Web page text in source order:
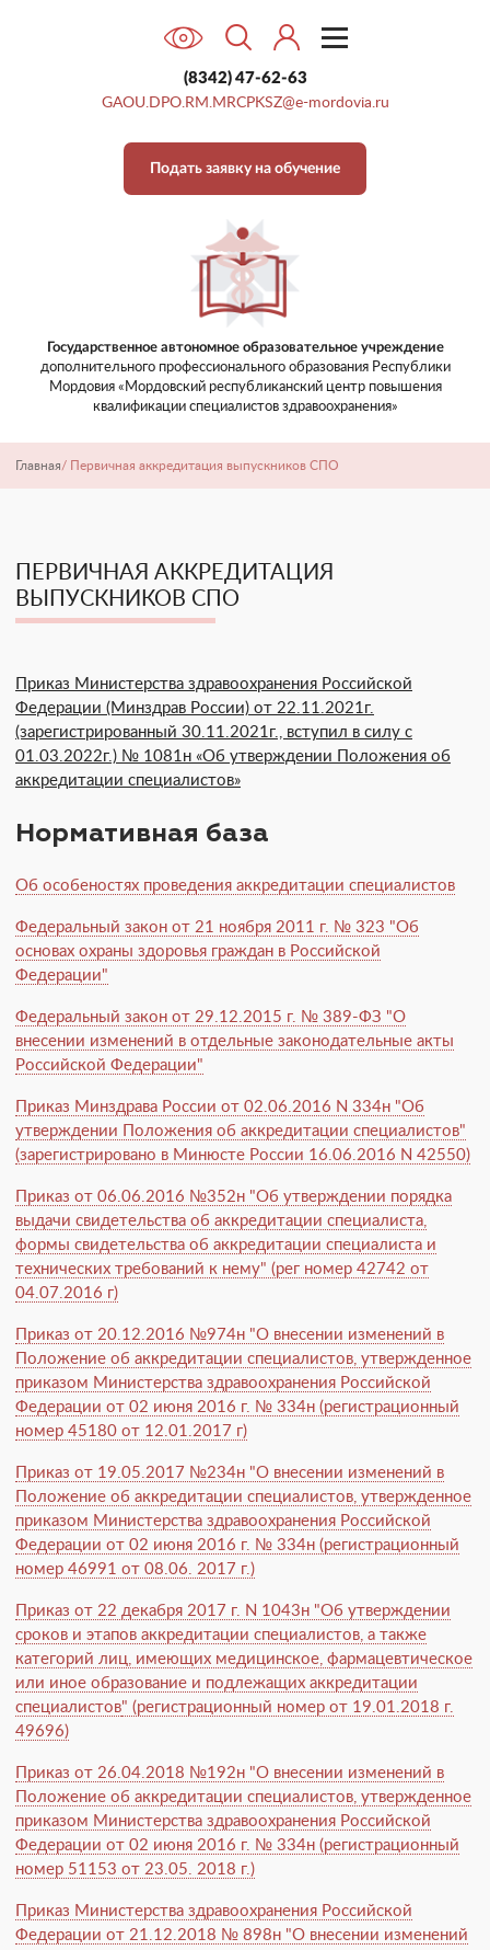
Государственное автономное образовательное учреждение
дополнительного профессионального образованияРеспублики
Мордовия «Мордовский республиканский центрповышения
квалификации специалистов здравоохранения»
Подать заявку на обучение
(8342) 47-62-63
GAOU.DPO.RM.MRCPKSZ@e-mordovia.ru
Главная/ Первичная аккредитация выпускников СПО
ПЕРВИЧНАЯ АККРЕДИТАЦИЯ
ВЫПУСКНИКОВ СПО
Приказ Министерства здравоохранения Российской
Федерации (Минздрав России) от 22.11.2021г.
(зарегистрированный 30.11.2021г., вступил в силу с
01.03.2022г.) № 1081н «Об утверждении Положения об
аккредитации специалистов»
Нормативная база
Об особеностях проведения аккредитации специалистов
Федеральный закон от 21 ноября 2011 г. № 323 "Об
основах охраны здоровья граждан в Российской
Федерации"
Федеральный закон от 29.12.2015 г. № 389-ФЗ "О
внесении изменений в отдельные законодательные акты
Российской Федерации"
Приказ Минздрава России от 02.06.2016 N 334н "Об
утверждении Положения об аккредитации специалистов"
(зарегистрировано в Минюсте России 16.06.2016 N 42550)
Приказ от 06.06.2016 №352н "Об утверждении порядка
выдачи свидетельства об аккредитации специалиста,
формы свидетельства об аккредитации специалиста и
технических требований к нему" (рег номер 42742 от
04.07.2016 г)
Приказ от 20.12.2016 №974н "О внесении изменений в
Положение об аккредитации специалистов, утвержденное
приказом Министерства здравоохранения Российской
Федерации от 02 июня 2016 г. № 334н (регистрационный
номер 45180 от 12.01.2017 г)
Приказ от 19.05.2017 №234н "О внесении изменений в
Положение об аккредитации специалистов, утвержденное
приказом Министерства здравоохранения Российской
Федерации от 02 июня 2016 г. № 334н (регистрационный
номер 46991 от 08.06. 2017 г.)
Приказ от 22 декабря 2017 г. N 1043н "Об утверждении
сроков и этапов аккредитации специалистов, а также
категорий лиц, имеющих медицинское, фармацевтическое
или иное образование и подлежащих аккредитации
специалистов" (регистрационный номер от 19.01.2018 г.
49696)
Приказ от 26.04.2018 №192н "О внесении изменений в
Положение об аккредитации специалистов, утвержденное
приказом Министерства здравоохранения Российской
Федерации от 02 июня 2016 г. № 334н (регистрационный
номер 51153 от 23.05. 2018 г.)
Приказ Министерства здравоохранения Российской
Федерации от 21.12.2018 № 898н "О внесении изменений